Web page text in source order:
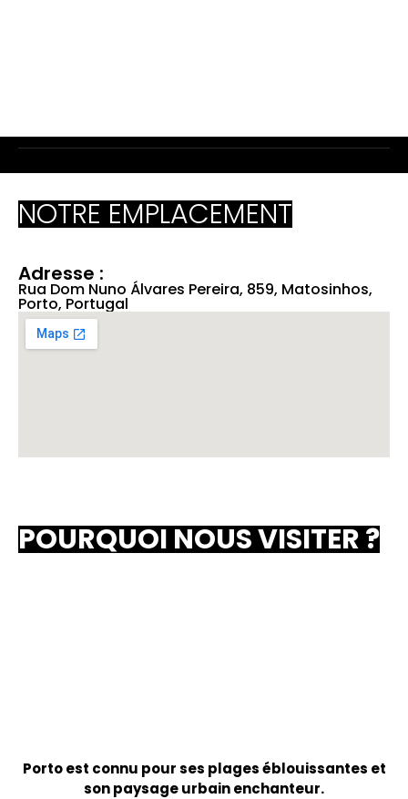
NOTRE EMPLACEMENT
Adresse :
Rua Dom Nuno Álvares Pereira, 859, Matosinhos,
Porto, Portugal
POURQUOI NOUS VISITER ?
Porto est connu pour ses plages éblouissantes et
son paysage urbain enchanteur.